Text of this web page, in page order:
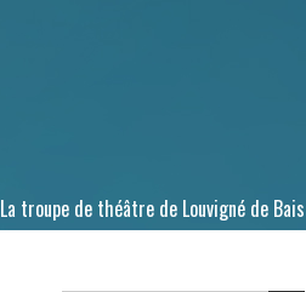
La troupe de théâtre de Louvigné de Bais